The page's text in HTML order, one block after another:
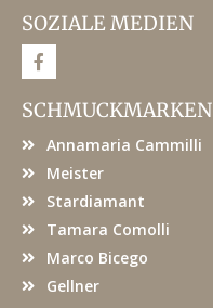
SOZIALE MEDIEN
F
a
e
b
o
SCHMUCKMARKEN
Annamaria Cammilli
Meister
Stardiamant
Tamara Comolli
Marco Bicego
Gellner